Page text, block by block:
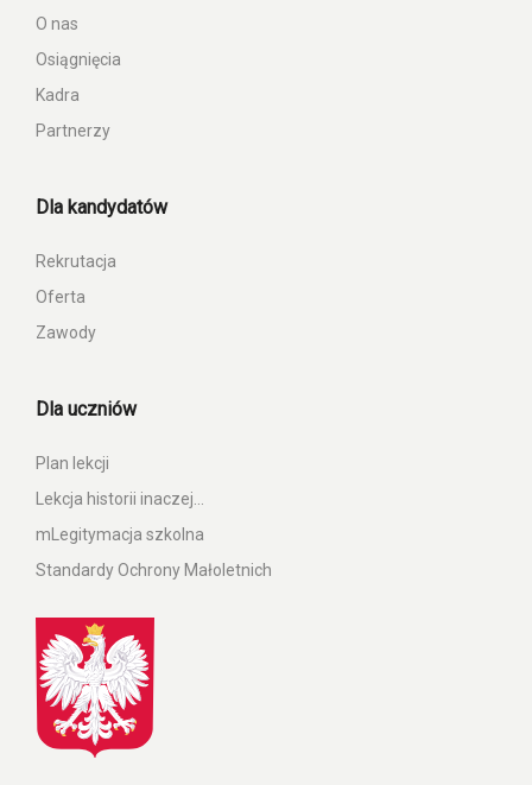
O nas
Osiągnięcia
Kadra
Partnerzy
Dla kandydatów
Rekrutacja
Oferta
Zawody
Dla uczniów
Plan lekcji
Lekcja historii inaczej…
mLegitymacja szkolna
Standardy Ochrony Małoletnich